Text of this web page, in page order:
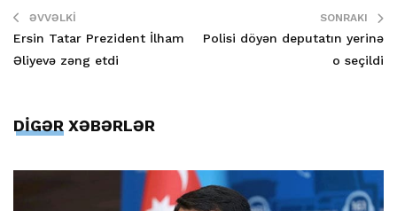
ƏVVƏLKI
Ersin Tatar Prezident İlham
Əliyevə zəng etdi
SONRAKI
Polisi döyən deputatın yerinə
o seçildi
DİGƏR XƏBƏRLƏR